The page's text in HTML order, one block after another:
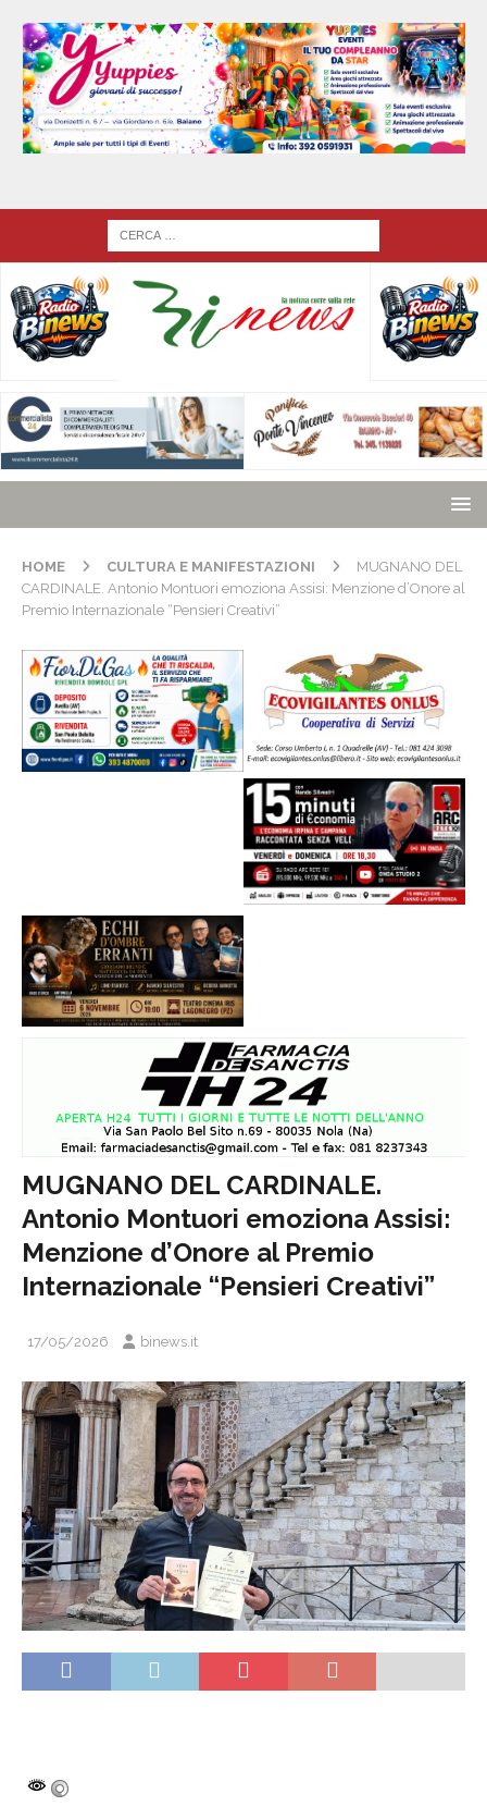
HOME CULTURA E MANIFESTAZIONI
MUGNANO DEL
CARDINALE. Antonio Montuori emoziona Assisi: Menzione d’Onore al
Premio Internazionale “Pensieri Creativi”
MUGNANO DEL CARDINALE.
Antonio Montuori emoziona Assisi:
Menzione d’Onore al Premio
Internazionale “Pensieri Creativi”
17/05/2026 binews.it